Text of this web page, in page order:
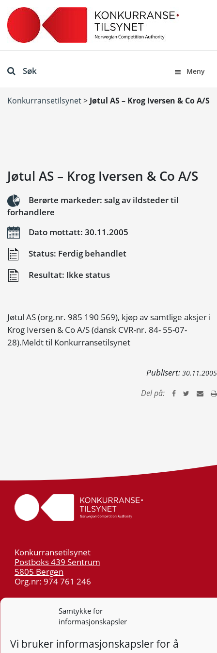
Samtykke for
informasjonskapsler
Vi bruker informasjonskapsler for å
Søk Meny
Konkurransetilsynet> Jøtul AS – Krog Iversen & Co A/S
Jøtul AS – Krog Iversen & Co A/S
Berørte markeder: salg av ildsteder til
forhandlere
Dato mottatt: 30.11.2005
Status: Ferdig behandlet
Resultat: Ikke status
Jøtul AS (org.nr. 985 190 569), kjøp av samtlige aksjer i
Krog Iversen & Co A/S (dansk CVR-nr. 84- 55-07-
28).Meldt til Konkurransetilsynet
Publisert: 30.11.2005
Del på:
Konkurransetilsynet
Postboks 439 Sentrum
5805 Bergen
Org.nr: 974 761 246
55 59 75 00
post@kt.no